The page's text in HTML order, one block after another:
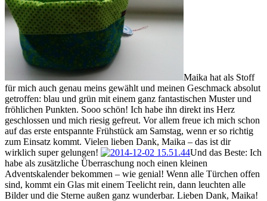
Maika hat als Stoff
für mich auch genau meins gewählt und meinen Geschmack absolut
getroffen: blau und grün mit einem ganz fantastischen Muster und
fröhlichen Punkten. Sooo schön! Ich habe ihn direkt ins Herz
geschlossen und mich riesig gefreut. Vor allem freue ich mich schon
auf das erste entspannte Frühstück am Samstag, wenn er so richtig
zum Einsatz kommt. Vielen lieben Dank, Maika – das ist dir
wirklich super gelungen!
Und das Beste: Ich
habe als zusätzliche Überraschung noch einen kleinen
Adventskalender bekommen – wie genial! Wenn alle Türchen offen
sind, kommt ein Glas mit einem Teelicht rein, dann leuchten alle
Bilder und die Sterne außen ganz wunderbar. Lieben Dank, Maika!